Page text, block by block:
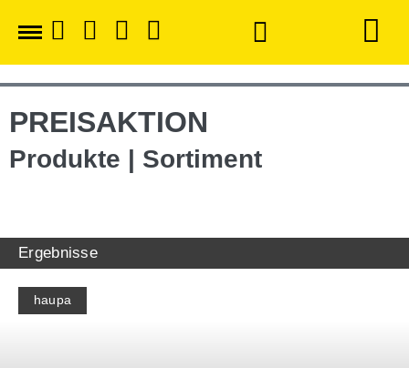
PREISAKTION
Produkte | Sortiment
Ergebnisse
haupa